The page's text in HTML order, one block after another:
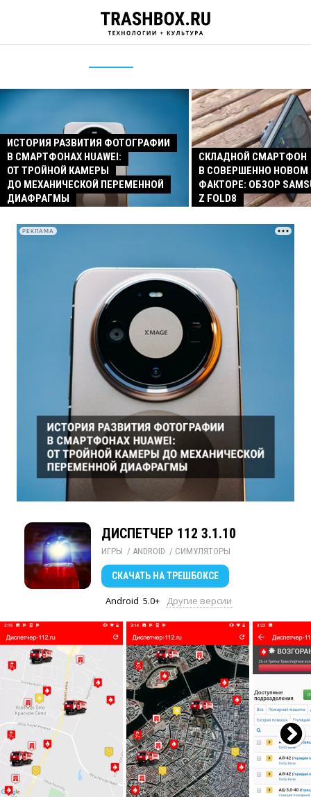
ИСТОРИЯ РАЗВИТИЯ ФОТОГРАФИИ
В СМАРТФОНАХ HUAWEI:
ОТ ТРОЙНОЙ КАМЕРЫ
ДО МЕХАНИЧЕСКОЙ ПЕРЕМЕННОЙ
ДИАФРАГМЫ
СКЛАДНОЙ СМАРТФОН
В СОВЕРШЕННО
ФАКТОРЕ: ОБЗОР
Z FOLD8
РЕКЛАМА
ДИСПЕТЧЕР 112 3.1.10
ИГРЫ / ANDROID / СИМУЛЯТОРЫ
СКАЧАТЬ НА ТРЕШБОКСЕ
Android 5.0+ Другие версии